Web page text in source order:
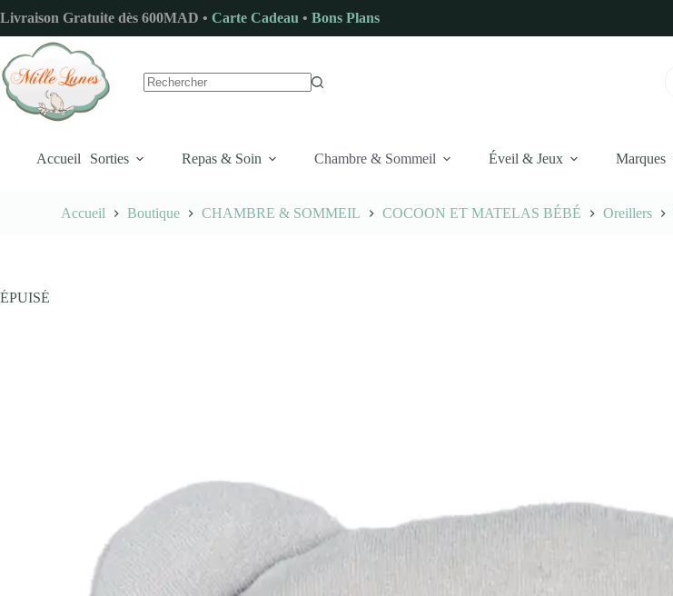
au
contenu
Livraison Gratuite dès 600MAD • Carte Cadeau • Bons Plans
Accueil Sorties Repas & Soin Chambre & Sommeil Éveil & Jeux Marques
Accueil Boutique CHAMBRE & SOMMEIL COCOON ET MATELAS BÉBÉ Oreillers
ÉPUISÉ